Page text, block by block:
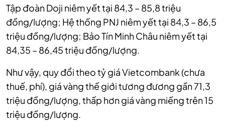
Tập đoàn Doji niêm yết tại 84,3 – 85,8 triệu
đồng/lượng; Hệ thống PNJ niêm yết tại 84,3 – 86,5
triệu đồng/lượng; Bảo Tín Minh Châu niêm yết tại
84,35 – 86,45 triệu đồng/lượng.
Như vậy, quy đổi theo tỷ giá Vietcombank (chưa
thuế, phí), giá vàng thế giới tương đương gần 71,3
triệu đồng/lượng, thấp hơn giá vàng miếng trên 15
triệu đồng/lượng.